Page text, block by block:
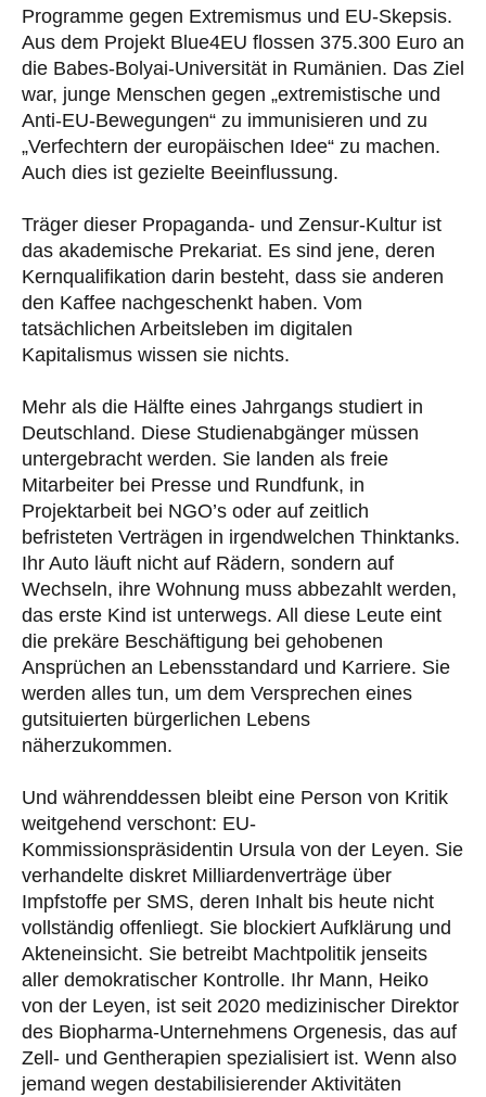
Programme gegen Extremismus und EU-Skepsis.
Aus dem Projekt Blue4EU flossen 375.300 Euro an
die Babes-Bolyai-Universität in Rumänien. Das Ziel
war, junge Menschen gegen „extremistische und
Anti-EU-Bewegungen“ zu immunisieren und zu
„Verfechtern der europäischen Idee“ zu machen.
Auch dies ist gezielte Beeinflussung.
Träger dieser Propaganda- und Zensur-Kultur ist
das akademische Prekariat. Es sind jene, deren
Kernqualifikation darin besteht, dass sie anderen
den Kaffee nachgeschenkt haben. Vom
tatsächlichen Arbeitsleben im digitalen
Kapitalismus wissen sie nichts.
Mehr als die Hälfte eines Jahrgangs studiert in
Deutschland. Diese Studienabgänger müssen
untergebracht werden. Sie landen als freie
Mitarbeiter bei Presse und Rundfunk, in
Projektarbeit bei NGO’s oder auf zeitlich
befristeten Verträgen in irgendwelchen Thinktanks.
Ihr Auto läuft nicht auf Rädern, sondern auf
Wechseln, ihre Wohnung muss abbezahlt werden,
das erste Kind ist unterwegs. All diese Leute eint
die prekäre Beschäftigung bei gehobenen
Ansprüchen an Lebensstandard und Karriere. Sie
werden alles tun, um dem Versprechen eines
gutsituierten bürgerlichen Lebens
näherzukommen.
Und währenddessen bleibt eine Person von Kritik
weitgehend verschont: EU-
Kommissionspräsidentin Ursula von der Leyen. Sie
verhandelte diskret Milliardenverträge über
Impfstoffe per SMS, deren Inhalt bis heute nicht
vollständig offenliegt. Sie blockiert Aufklärung und
Akteneinsicht. Sie betreibt Machtpolitik jenseits
aller demokratischer Kontrolle. Ihr Mann, Heiko
von der Leyen, ist seit 2020 medizinischer Direktor
des Biopharma-Unternehmens Orgenesis, das auf
Zell- und Gentherapien spezialisiert ist. Wenn also
jemand wegen destabilisierender Aktivitäten